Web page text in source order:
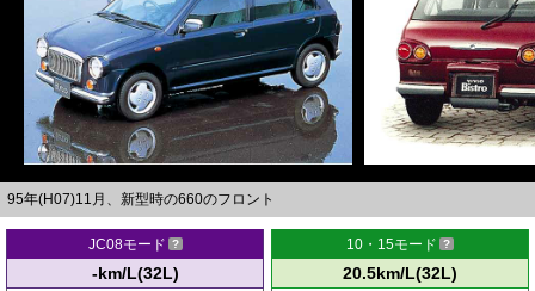
95年(H07)11月、新型時の660のフロント
JC08モード
-km/L(32L)
10・15モード
20.5km/L(32L)